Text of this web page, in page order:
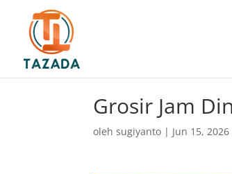
Grosir Jam
olehsugiyanto | Jun 15, 2026